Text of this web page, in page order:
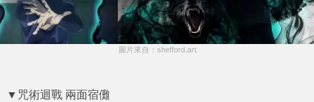
圖片來自：shefford.art
▼咒術迴戰 兩面宿儺